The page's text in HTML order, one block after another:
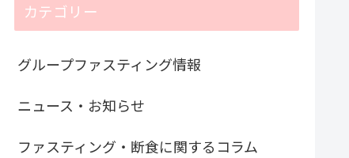
カテゴリー
グループファスティング情報
ニュース・お知らせ
ファスティング・断食に関するコラム